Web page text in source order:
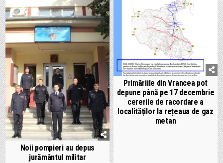
Noii pompieri au depus
jurământul militar
Primăriile din Vrancea pot
depune până pe 17 decembrie
cererile de racordare a
localităților la rețeaua de gaz
metan